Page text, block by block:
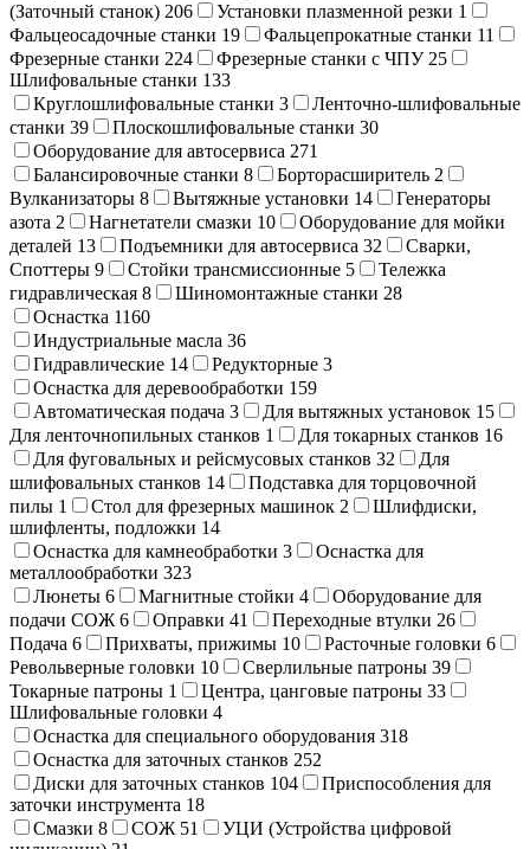
(Заточный станок) 206 Установки плазменной резки 1
Фальцеосадочные станки 19 Фальцепрокатные станки 11
Фрезерные станки 224 Фрезерные станки с ЧПУ 25
Шлифовальные станки 133
Круглошлифовальные станки 3
Ленточно-шлифовальные
станки 39 Плоскошлифовальные станки 30
Оборудование для автосервиса 271
Балансировочные станки 8 Борторасширитель 2
Вулканизаторы 8 Вытяжные установки 14
Генераторы
азота 2 Нагнетатели смазки 10
Оборудование для мойки
деталей 13 Подъемники для автосервиса 32
Сварки,
Cпоттеры 9 Стойки трансмиссионные 5
Тележка
гидравлическая 8 Шиномонтажные станки 28
Оснастка 1160
Индустриальные масла 36
Гидравлические 14 Редукторные 3
Оснастка для деревообработки 159
Автоматическая подача 3 Для вытяжных установок 15
Для ленточнопильных станков 1 Для токарных станков 16
Для фуговальных и рейсмусовых станков 32
Для
шлифовальных станков 14
Подставка для торцовочной
пилы 1 Стол для фрезерных машинок 2
Шлифдиски,
шлифленты, подложки 14
Оснастка для камнеобработки 3
Оснастка для
металлообработки 323
Люнеты 6 Магнитные стойки 4
Оборудование для
подачи СОЖ 6 Оправки 41 Переходные втулки 26
Подача 6 Прихваты, прижимы 10 Расточные головки 6
Револьверные головки 10 Сверлильные патроны 39
Токарные патроны 1 Центра, цанговые патроны 33
Шлифовальные головки 4
Оснастка для специального оборудования 318
Оснастка для заточных станков 252
Диски для заточных станков 104
Приспособления для
заточки инструмента 18
Смазки 8 СОЖ 51
УЦИ (Устройства цифровой